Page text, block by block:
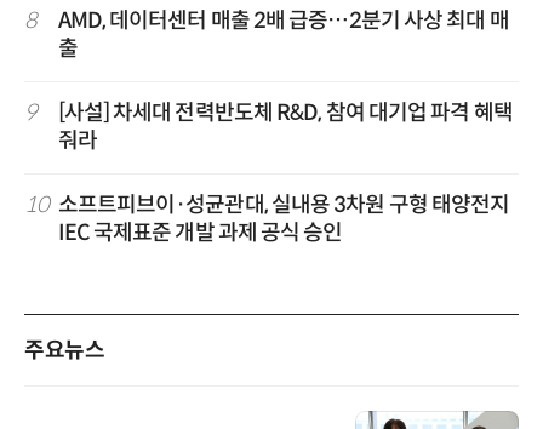
8
AMD, 데이터센터 매출 2배 급증…2분기 사상 최대 매
출
9
[사설] 차세대 전력반도체 R&D, 참여 대기업 파격 혜택
줘라
10 소프트피브이·성균관대, 실내용 3차원 구형 태양전지
IEC 국제표준 개발 과제 공식 승인
주요뉴스